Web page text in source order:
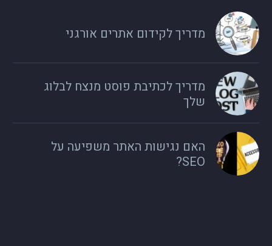
מדריך לקידום אתרים אורגני
מדריך לכתיבת פוסט מנצח לבלוג
שלך
האם נגישות האתר משפיעה על
SEO?